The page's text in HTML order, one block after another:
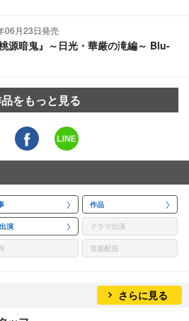
06月23日発売
源暗鬼』～日光・華厳の滝編～ Blu-
をもっと見る
作品
演 ドラマ出演
音楽配信
さらに見る